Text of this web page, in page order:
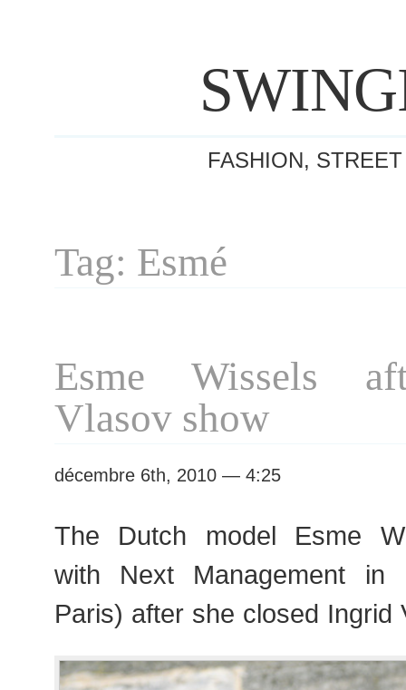
FASHION,
Tag: Esmé
Esme Wissels
Vlasov show
décembre 6th, 2010 — 4:25
The Dutch model Esme
with Next Management in
Paris) after she closed Ingrid